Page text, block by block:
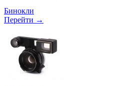
Бинокли
Перейти →